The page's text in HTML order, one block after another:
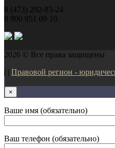
8 (473) 292-83-24
8 900 951 09 10
2026 © Все права защищены
| | Правовой регион -
×
Ваше имя (обязательно)
Ваш телефон (обязательно)